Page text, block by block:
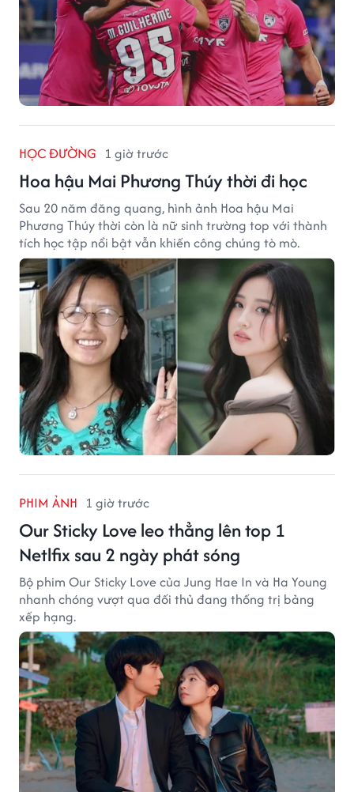
HỌC ĐƯỜNG 1 giờ trước
Hoa hậu Mai Phương Thúy thời đi học
Sau 20 năm đăng quang, hình ảnh Hoa hậu Mai
Phương Thúy thời còn là nữ sinh trường top với thành
tích học tập nổi bật vẫn khiến công chúng tò mò.
PHIM ẢNH 1 giờ trước
Our Sticky Love leo thẳng lên top 1
Netlfix sau 2 ngày phát sóng
Bộ phim Our Sticky Love của Jung Hae In và Ha Young
nhanh chóng vượt qua đối thủ đang thống trị bảng
xếp hạng.